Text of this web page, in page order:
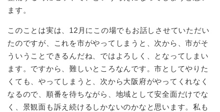
ます。
このことは実は、12月にこの場でもお話しさせていただい
たのですが、これを市がやってしまうと、次から、市がそ
ういうことできるんだね、ではよろしく、となってしまい
ます。ですから、難しいところなんです。市としてやりた
くても、やってしまうと、次から大阪府がやってくれなく
なるので、順番を待ちながら、地域として安全面だけでな
く、景観面も訴え続けるしかないのかなと思います。私も